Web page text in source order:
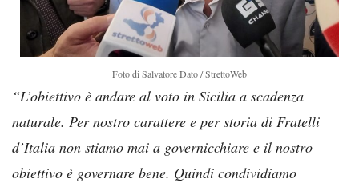
Foto di Salvatore Dato / StrettoWeb
“L’obiettivo è andare al voto in Sicilia a scadenza
naturale. Per nostro carattere e per storia di Fratelli
d’Italia non stiamo mai a governicchiare e il nostro
obiettivo è governare bene. Quindi condividiamo